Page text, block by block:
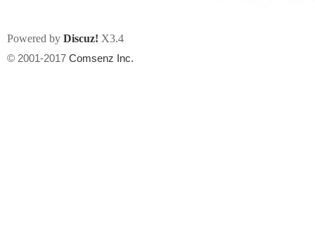
州
Powered by Discuz! X3.4
© 2001-2017 Comsenz Inc.